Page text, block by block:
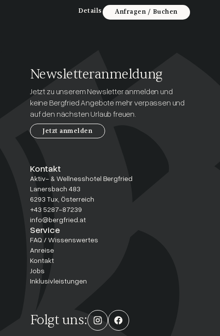
Details Anfragen / Buchen
Newsletteranmeldung
Jetzt zu unserem Newsletter anmelden und
keine Bergfried Angebote mehr verpassen und
auf den nächsten Urlaub freuen.
Jetzt anmelden
Kontakt
Aktiv- & Wellnesshotel Bergfried
Lanersbach 483
6293 Tux, Österreich
+43 5287-87239
info@bergfried.at
Service
FAQ / Wissenswertes
Anreise
Kontakt
Jobs
Inklusivleistungen
Folgt uns: